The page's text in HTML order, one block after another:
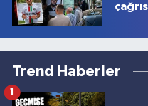
Trend Haberler
1